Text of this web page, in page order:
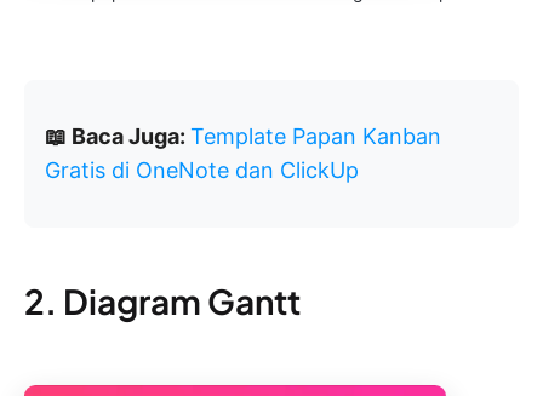
📖 Baca Juga: Template Papan Kanban
Gratis di OneNote dan ClickUp
2. Diagram Gantt